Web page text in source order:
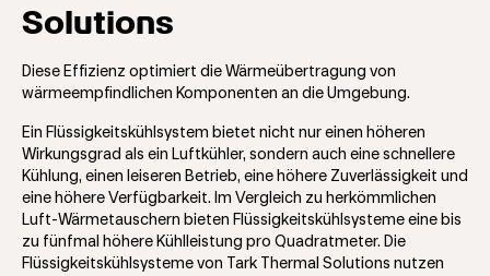
Solutions
Diese Effizienz optimiert die Wärmeübertragung von
wärmeempfindlichen Komponenten an die Umgebung.
Ein Flüssigkeitskühlsystem bietet nicht nur einen höheren
Wirkungsgrad als ein Luftkühler, sondern auch eine schnellere
Kühlung, einen leiseren Betrieb, eine höhere Zuverlässigkeit und
eine höhere Verfügbarkeit. Im Vergleich zu herkömmlichen
Luft-Wärmetauschern bieten Flüssigkeitskühlsysteme eine bis
zu fünfmal höhere Kühlleistung pro Quadratmeter. Die
Flüssigkeitskühlsysteme von Tark Thermal Solutions nutzen